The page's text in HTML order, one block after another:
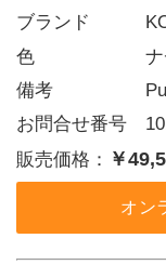
ブランド
色      ナ
備考
お問合せ番号
販売価格： ￥
オン